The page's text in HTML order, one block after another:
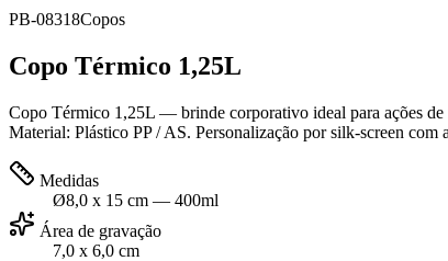
PB-08318Copos
Copo Térmico 1,25L
Copo Térmico 1,25L — brinde corporativo ideal para ações
Material: Plástico PP / AS. Personalização por silk-screen
Medidas
Ø8,0 x 15 cm — 400ml
Área de gravação
7,0 x 6,0 cm